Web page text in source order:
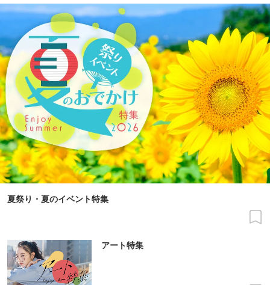
夏祭り・夏のイベント特集
アート特集